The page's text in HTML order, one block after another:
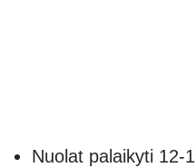
Nuolat palaikyti 12-